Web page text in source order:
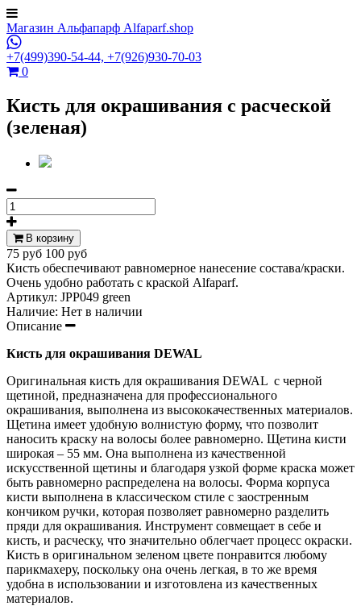
Магазин Альфапарф Alfaparf.shop
+7(499)390-54-44, +7(926)930-70-03
0
Кисть для окрашивания с расческой
(зеленая)
В корзину
75 руб 100 руб
Кисть обеспечивают равномерное нанесение состава/краски.
Очень удобно работать с краской Alfaparf.
Артикул: JPP049 green
Наличие: Нет в наличии
Описание
Кисть для окрашивания DEWAL
Оригинальная кисть для окрашивания DEWAL с черной
щетиной, предназначена для профессионального
окрашивания, выполнена из высококачественных материалов.
Щетина имеет удобную волнистую форму, что позволит
наносить краску на волосы более равномерно. Щетина кисти
широкая – 55 мм. Она выполнена из качественной
искусственной щетины и благодаря узкой форме краска может
быть равномерно распределена на волосы. Форма корпуса
кисти выполнена в классическом стиле с заостренным
кончиком ручки, которая позволяет равномерно разделить
пряди для окрашивания. Инструмент совмещает в себе и
кисть, и расческу, что значительно облегчает процесс окраски.
Кисть в оригинальном зеленом цвете понравится любому
парикмахеру, поскольку она очень легкая, в то же время
удобна в использовании и изготовлена из качественных
материалов.